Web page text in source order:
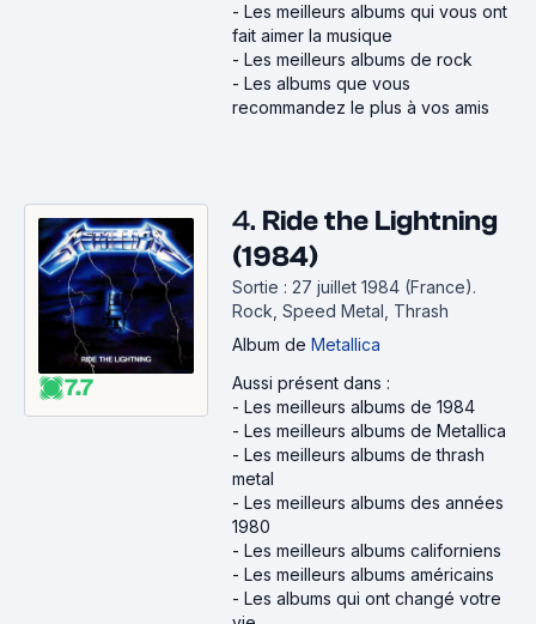
- Les meilleurs albums qui vous ont
fait aimer la musique
- Les meilleurs albums de rock
- Les albums que vous
recommandez le plus à vos amis
7.7
4. Ride the Lightning
(1984)
Sortie : 27 juillet 1984 (France).
Rock, Speed Metal, Thrash
Album de Metallica
Aussi présent dans :
- Les meilleurs albums de 1984
- Les meilleurs albums de Metallica
- Les meilleurs albums de thrash
metal
- Les meilleurs albums des années
1980
- Les meilleurs albums californiens
- Les meilleurs albums américains
- Les albums qui ont changé votre